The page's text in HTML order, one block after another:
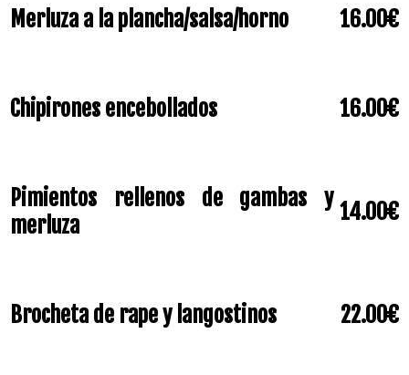
Merluza a la plancha/salsa/horno 16.00€
Chipirones encebollados 16.00€
Pimientos rellenos de gambas y
merluza
14.00€
Brocheta de rape y langostinos 22.00€